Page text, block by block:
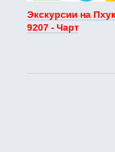
Экскурсии на
9207 - Чарт